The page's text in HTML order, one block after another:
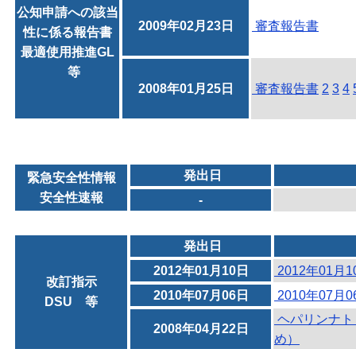
公知申請への該当
性に係る報告書
最適使用推進GL
等
2009年02月23日 審査報告書
2008年01月25日 審査報告書 2 3 4
緊急安全性情報
安全性速報
発出日
-
改訂指示
DSU 等
発出日
2012年01月10日
2012年01月
2010年07月06日
2010年07月
2008年04月22日
ヘパリンナ
め）